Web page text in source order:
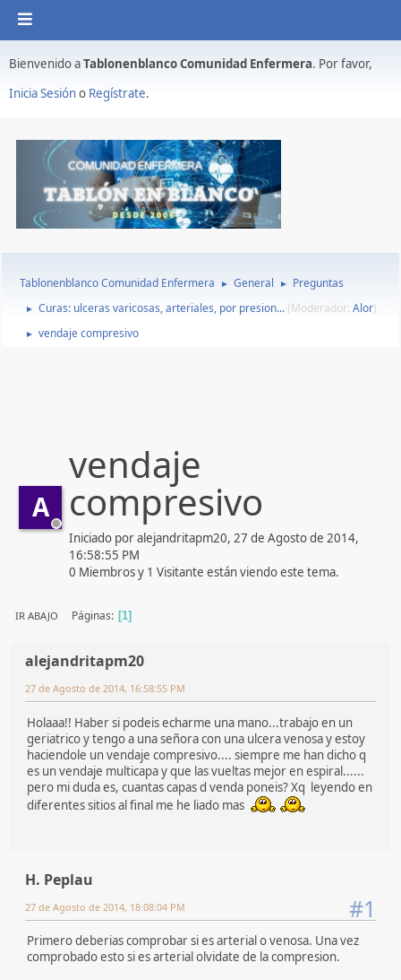
Bienvenido aTablonenblanco Comunidad Enfermera. Por favor,
Inicia Sesióno Regístrate.
Tablonenblanco Comunidad Enfermera ► General ► Preguntas
► Curas: ulceras varicosas, arteriales, por presion... (Moderador: Alor)
► vendaje compresivo
A
vendaje
compresivo
Iniciado por alejandritapm20, 27 de Agosto de 2014,
16:58:55 PM
0 Miembros y 1 Visitante están viendo este tema.
IR ABAJO Páginas 1
alejandritapm20
27 de Agosto de 2014, 16:58:55 PM
Holaaa!! Haber si podeis echarme una mano...trabajo en un
geriatrico y tengo a una señora con una ulcera venosa y estoy
haciendole un vendaje compresivo.... siempre me han dicho q
es un vendaje multicapa y que las vueltas mejor en espiral......
pero mi duda es, cuantas capas d venda poneis? Xq leyendo en
diferentes sitios al final me he liado mas
H. Peplau
#1
27 de Agosto de 2014, 18:08:04 PM
Primero deberias comprobar si es arterial o venosa. Una vez
comprobado esto si es arterial olvidate de la compresion.